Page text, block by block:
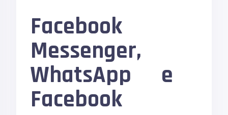
Facebook
Messenger,
WhatsApp e
Facebook